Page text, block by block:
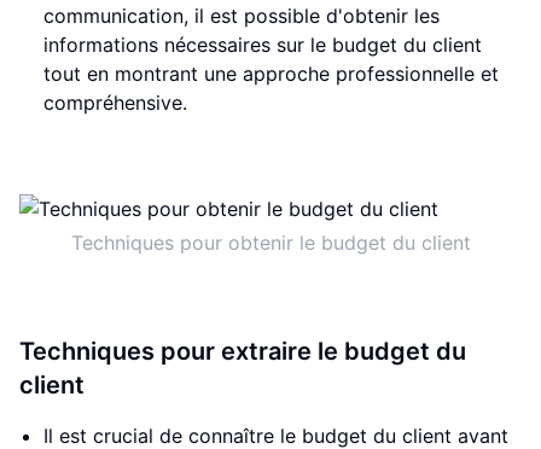
communication, il est possible d'obtenir les
informations nécessaires sur le budget du client
tout en montrant une approche professionnelle et
compréhensive.
Techniques pour obtenir le budget du client
Techniques pour extraire le budget du
client
Il est crucial de connaître le budget du client avant